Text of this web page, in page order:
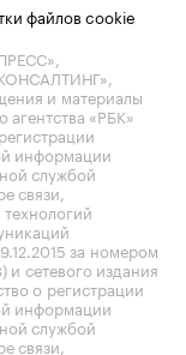
файлов cookie
и материалы
«РБК»
информации
службой
связи,
за номером
сетевого издания
о регистрации
информации
службой
связи,